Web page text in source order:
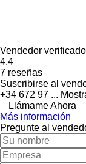
Vendedor verificado
4.4
7 reseñas
Suscribirse al
+34 672 97 ...
Llámame Ahora
Más información
Pregunte al